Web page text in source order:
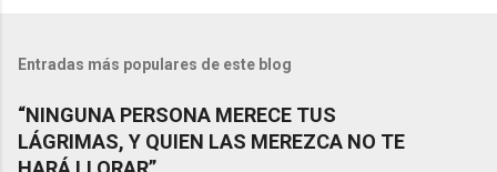
Entradas más populares de este blog
“NINGUNA PERSONA MERECE TUS
LÁGRIMAS, Y QUIEN LAS MEREZCA NO TE